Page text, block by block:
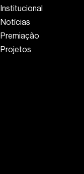
Institucional
Notícias
Premiação
Projetos